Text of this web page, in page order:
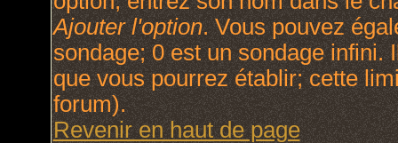
Ajouter l'option. Vous pouvez
sondage; 0 est un sondage infini.
que vous pourrez établir; cette
forum).
Revenir en haut de page